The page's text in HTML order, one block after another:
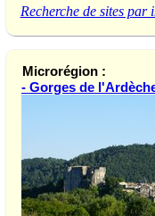
Recherche de sites par
Microrégion :
- Gorges de